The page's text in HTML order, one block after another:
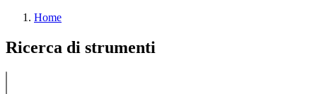
Home
Ricerca di strumenti